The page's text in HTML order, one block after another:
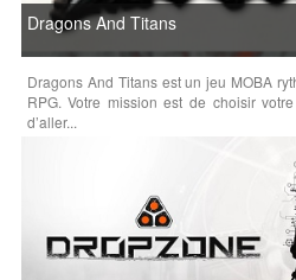
Dragons And Titans
Dragons And Titans est un jeu MOBA
RPG. Votre mission est de choisir
d’aller...